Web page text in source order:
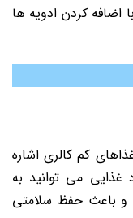
اضافه کردن ادویه ‌ها
کم کالری اشاره
غذایی می توانید به
باعث حفظ سلامتی